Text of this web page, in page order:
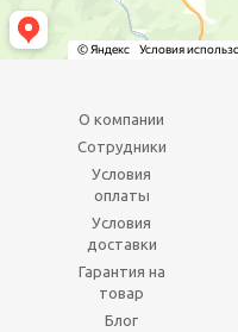
О компании
Сотрудники
Условия
оплаты
Условия
доставки
Гарантия на
товар
Блог